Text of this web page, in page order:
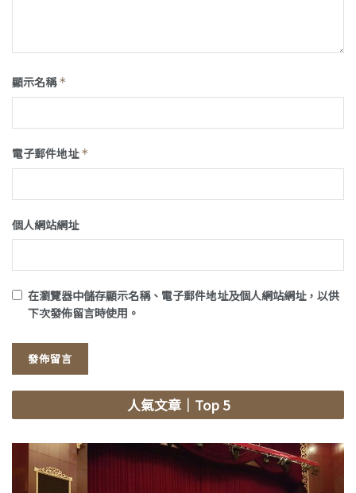
顯示名稱*
電子郵件地址*
個人網站網址
在瀏覽器中儲存顯示名稱、電子郵件地址及個人網站網址，以供
下次發佈留言時使用。
人氣文章｜Top 5